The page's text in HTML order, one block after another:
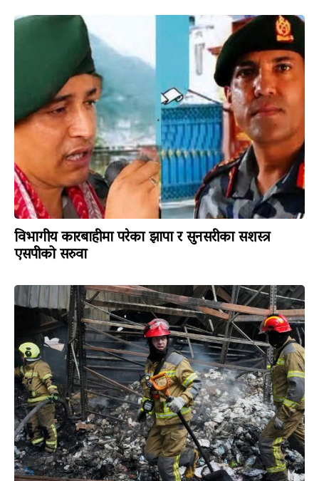
विभागीय कारबाहीमा परेका झापा र सुनसरीका सशस्त्र
एसपीको सरुवा